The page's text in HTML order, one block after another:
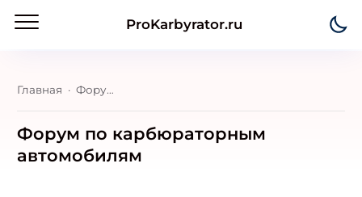
ProKarbyrator.ru
Главная Форум по карбюраторным автомобилям
Форум по карбюраторным
автомобилям